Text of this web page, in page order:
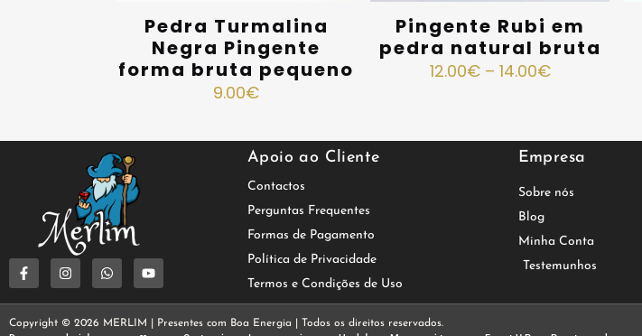
Pedra Turmalina
Negra Pingente
forma bruta pequeno
9.00€
Pingente Rubi em
pedra natural bruta
12.00€ – 14.00€
Apoio ao Cliente Empresa
Contactos
Perguntas Frequentes
Formas de Pagamento
Política de Privacidade
Termos e Condições de Uso
Sobre nós
Blog
Minha Conta
Testemunhos
Copyright © 2026 MERLIM | Presentes com Boa Energia | Todos os direitos reservados.